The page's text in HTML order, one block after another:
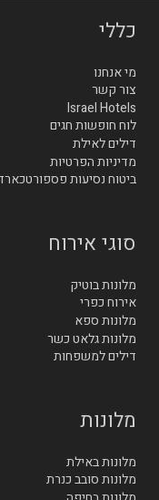
כללי
מי אנחנו
צור קשר
Israel Hotels
לוח חופשות חגים
דילים לאילת
מדיניות הפרטיות
ביטוח נסיעות
סוגי אירוח
מלונות בוטיק
אירוח כפרי
מלונות ספא
מלונות גלאט כשר
דילים למשפחות
מלונות
מלונות באילת
מלונות סובב כנרת